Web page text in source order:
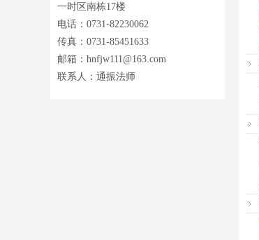
一时区南栋17楼
电话：0731-82230062
传真：0731-85451633
邮箱：hnfjw111@163.com
联系人：通振法师